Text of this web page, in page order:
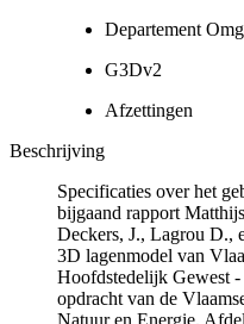
Departement
G3Dv2
Afzettingen
Beschrijving
Specificaties over het
bijgaand rapport
Deckers, J., Lagrou D.,
3D lagenmodel van
Hoofdstedelijk Gewest
opdracht van de
Natuur en Energie,